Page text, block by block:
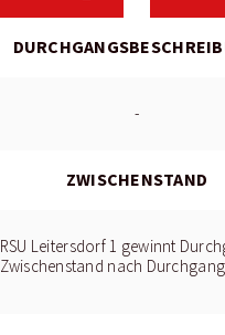
-
ZWISCHENSTAND
RSU Leitersdorf 1 gewinnt
Zwischenstand nach